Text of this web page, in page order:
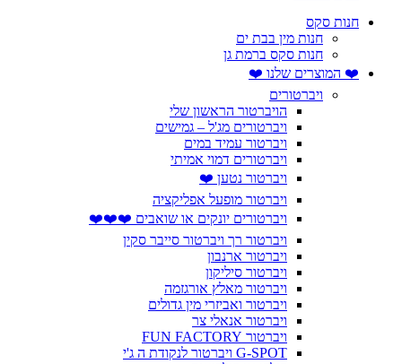
חנות סקס
חנות מין בבת ים
חנות סקס ברמת גן
❤️ המוצרים שלנו ❤️
ויברטורים
הויברטור הראשון שלי
ויברטורים מג'ל – גמישים
ויברטור עמיד במים
ויברטורים דמוי אמיתי
ויברטור נטען ❤️
ויברטור מופעל אפליקציה
ויברטורים יונקים או שואבים ❤️❤️❤️
ויברטור רך ויברטור סייבר סקין
ויברטור ארנבון
ויברטור סיליקון
ויברטור מאלץ אורגזמה
ויברטור ואביזרי מין גדולים
ויברטור אנאלי צר
ויברטור FUN FACTORY
G-SPOT ויברטור לנקודת ה ג'י